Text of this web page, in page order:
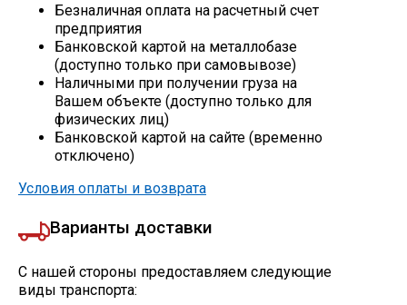
Столбы заборные
Сетка кладочная
Круги абразивные
Безналичная оплата на расчетный счет
предприятия
Банковской картой на металлобазе
(доступно только при самовывозе)
Наличными при получении груза на
Вашем объекте (доступно только для
физических лиц)
Банковской картой на сайте (временно
отключено)
Условия оплаты и возврата
Варианты доставки
С нашей стороны предоставляем следующие
виды транспорта: